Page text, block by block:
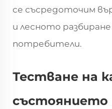
се съсредоточим
и лесното
потребители.
Тестване на
състоянието